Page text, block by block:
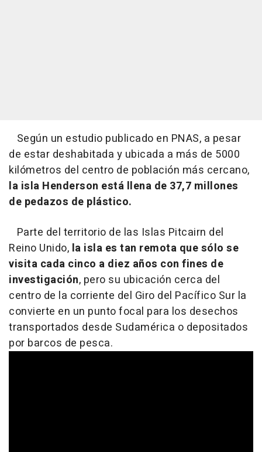
Según un estudio publicado en PNAS, a pesar
de estar deshabitada y ubicada a más de 5000
kilómetros del centro de población más cercano,
la isla Henderson está llena de 37,7 millones
de pedazos de plástico.
Parte del territorio de las Islas Pitcairn del
Reino Unido, la isla es tan remota que sólo se
visita cada cinco a diez años con fines de
investigación, pero su ubicación cerca del
centro de la corriente del Giro del Pacífico Sur la
convierte en un punto focal para los desechos
transportados desde Sudamérica o depositados
por barcos de pesca.